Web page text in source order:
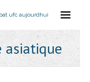
ufc aujourdhui
asiatique